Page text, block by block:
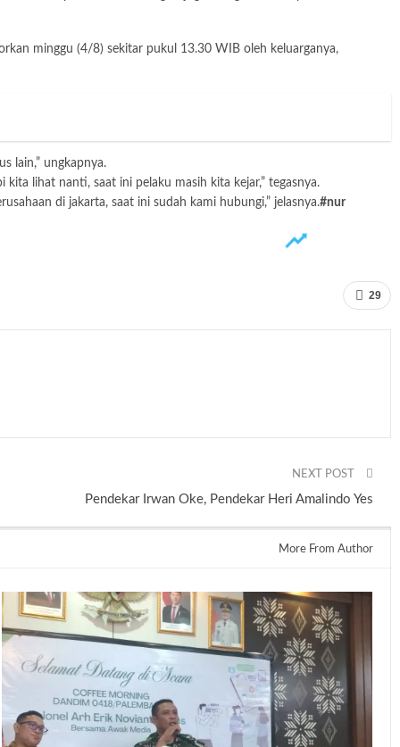
minggu (4/8) sekitar pukul 13.30 WIB oleh keluarganya,
lain,” ungkapnya.
lihat nanti, saat ini pelaku masih kita kejar,” tegasnya.
di jakarta, saat ini sudah kami hubungi,” jelasnya.#nur
29
NEXT POST
Pendekar Irwan Oke, Pendekar Heri Amalindo Yes
More From Author